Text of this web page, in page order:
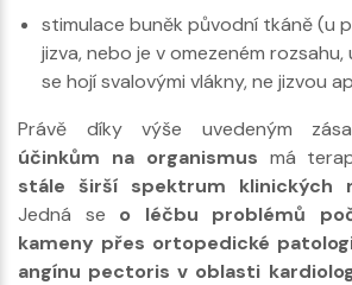
stimulace buněk původní tkáně (u
jizva, nebo je v omezeném
se hojí svalovými vlákny, ne jizvou
Právě díky výše uvedeným
účinkům na organismus má
stále širší spektrum klinických
Jedná se o léčbu problémů
kameny přes ortopedické
angínu pectoris v oblasti